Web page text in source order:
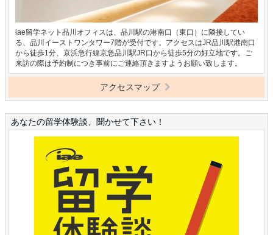
iae留学ネット品川オフィスは、品川駅の港南口（東口）に隣接してい
る、品川イーストワンタワー7階が受付です。アクセスはJR品川駅港南口
から徒歩1分、京浜急行線京急品川駅JR口から徒歩5分の好立地です。ご
来訪の際は予約制につき事前にご連絡頂きますようお願い致します。
アクセスマップ
あなたの留学体験談、聞かせて下さい！